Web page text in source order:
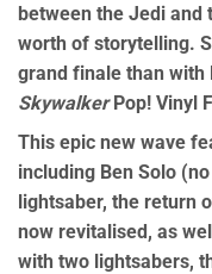
between the Jedi and
worth of storytelling.
grand finale than with
SkywalkerPop! Vinyl
This epic new wave
including Ben Solo
lightsaber, the return
now revitalised, as
with two lightsabers,